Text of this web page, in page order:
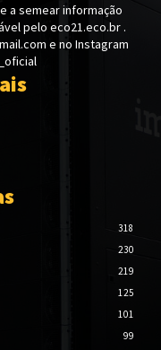
a semear informação
pelo eco21.eco.br .
e no Instagram
318
230
219
125
101
99